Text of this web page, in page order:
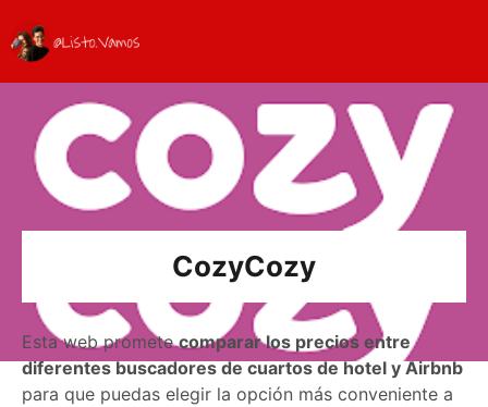
CozyCozy
Esta web prometecomparar los precios entre
diferentes buscadores de cuartos de hotel y Airbnb
para que puedas elegir la opción más conveniente a